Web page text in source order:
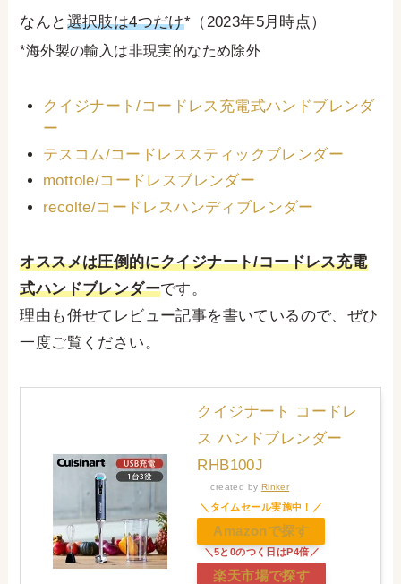
なんと 選択肢は4つだけ*（2023年5月時点）
*海外製の輸入は非現実的なため除外
クイジナート/コードレス充電式ハンドブレンダ
ー
テスコム/コードレススティックブレンダー
mottole/コードレスブレンダー
recolte/コードレスハンディブレンダー
オススメは圧倒的にクイジナート/コードレス充電
式ハンドブレンダーです。
理由も併せてレビュー記事を書いているので、ぜひ
一度ご覧ください。
クイジナート コードレ
ス ハンドブレンダー
RHB100J
created by Rinker
Amazonで探す
楽天市場で探す